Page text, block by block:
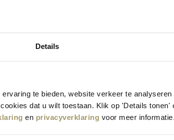
Details
te bieden, website verkeer te
dat u wilt toestaan. Klik op 'Details tonen'
en privacyverklaring voor meer informatie.
retourner l'omelette.
l'omelette et faire frire
et de crème de thon aux pistaches.